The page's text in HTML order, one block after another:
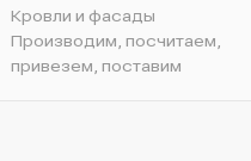
Кровли и фасады
Производим, посчитаем,
привезем, поставим